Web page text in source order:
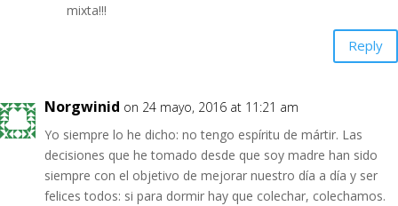
mixta!!!
Reply
Norgwinid on 24 mayo, 2016 at 11:21 am
Yo siempre lo he dicho: no tengo espíritu de mártir. Las
decisiones que he tomado desde que soy madre han sido
siempre con el objetivo de mejorar nuestro día a día y ser
felices todos: si para dormir hay que colechar, colechamos.